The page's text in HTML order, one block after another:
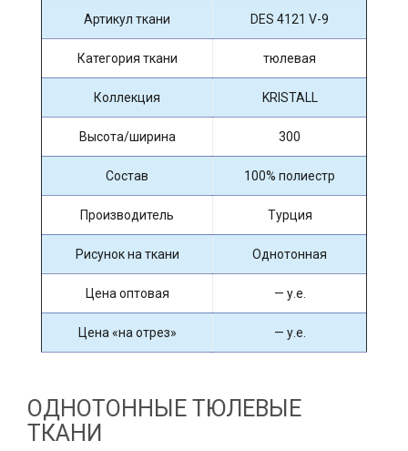
Артикул ткани DES 4121 V-9
Категория ткани тюлевая
Коллекция KRISTALL
Высота/ширина 300
Состав 100% полиестр
Производитель Турция
Рисунок на ткани Однотонная
Цена оптовая — у.е.
Цена «на отрез» — у.е.
ОДНОТОННЫЕ ТЮЛЕВЫЕ
ТКАНИ